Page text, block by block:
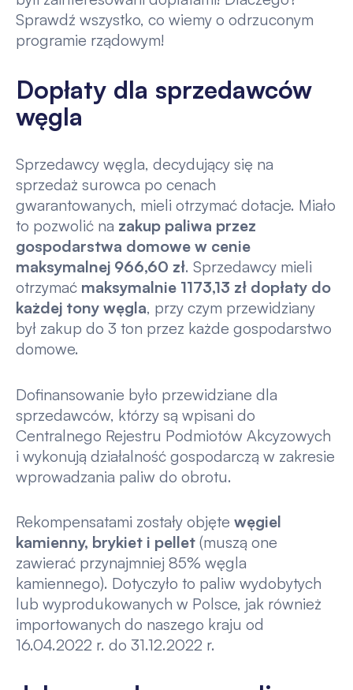
Sprawdź wszystko, co wiemy o odrzuconym
programie rządowym!
Dopłaty dla sprzedawców
węgla
Sprzedawcy węgla, decydujący się na
sprzedaż surowca po cenach
gwarantowanych, mieli otrzymać dotacje. Miało
to pozwolić na zakup paliwa przez
gospodarstwa domowe w cenie
maksymalnej 966,60 zł. Sprzedawcy mieli
otrzymać maksymalnie 1173,13 zł dopłaty do
każdej tony węgla, przy czym przewidziany
był zakup do 3 ton przez każde gospodarstwo
domowe.
Dofinansowanie było przewidziane dla
sprzedawców, którzy są wpisani do
Centralnego Rejestru Podmiotów Akcyzowych
i wykonują działalność gospodarczą w zakresie
wprowadzania paliw do obrotu.
Rekompensatami zostały objęte węgiel
kamienny, brykiet i pellet(muszą one
zawierać przynajmniej 85% węgla
kamiennego). Dotyczyło to paliw wydobytych
lub wyprodukowanych w Polsce, jak również
importowanych do naszego kraju od
16.04.2022 r. do 31.12.2022 r.